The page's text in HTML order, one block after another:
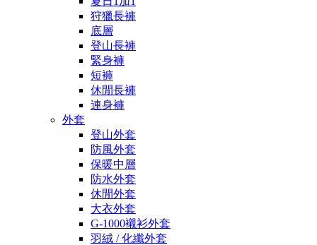
狩獵長褲
底層
登山長褲
緊身褲
短褲
休閒長褲
連身褲
外套
登山外套
防風外套
保暖中層
防水外套
休閒外套
大衣外套
G-1000襯衫外套
羽絨 / 化纖外套